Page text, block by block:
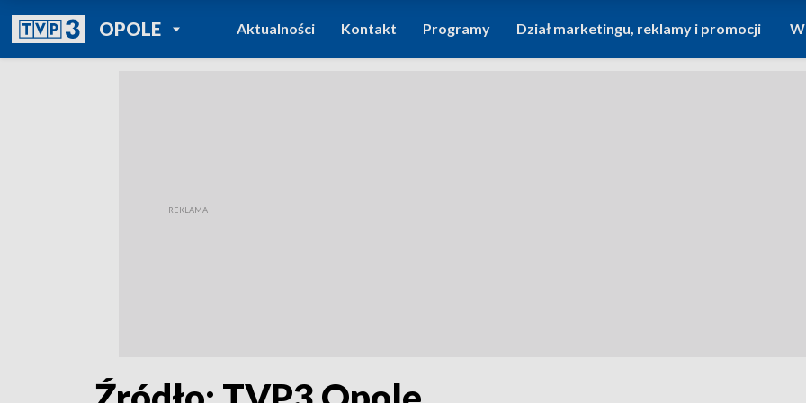
OPOLEPOWRÓT DO
TVP REGIONY
Aktualności Kontakt Programy Dział marketingu, reklamy i promocji